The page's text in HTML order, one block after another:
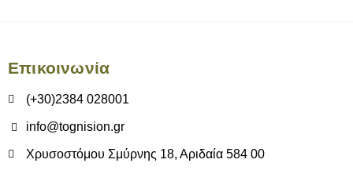
Επικοινωνία
(+30)2384 028001
info@tognision.gr
Χρυσοστόμου Σμύρνης 18, Αριδαία 584 00